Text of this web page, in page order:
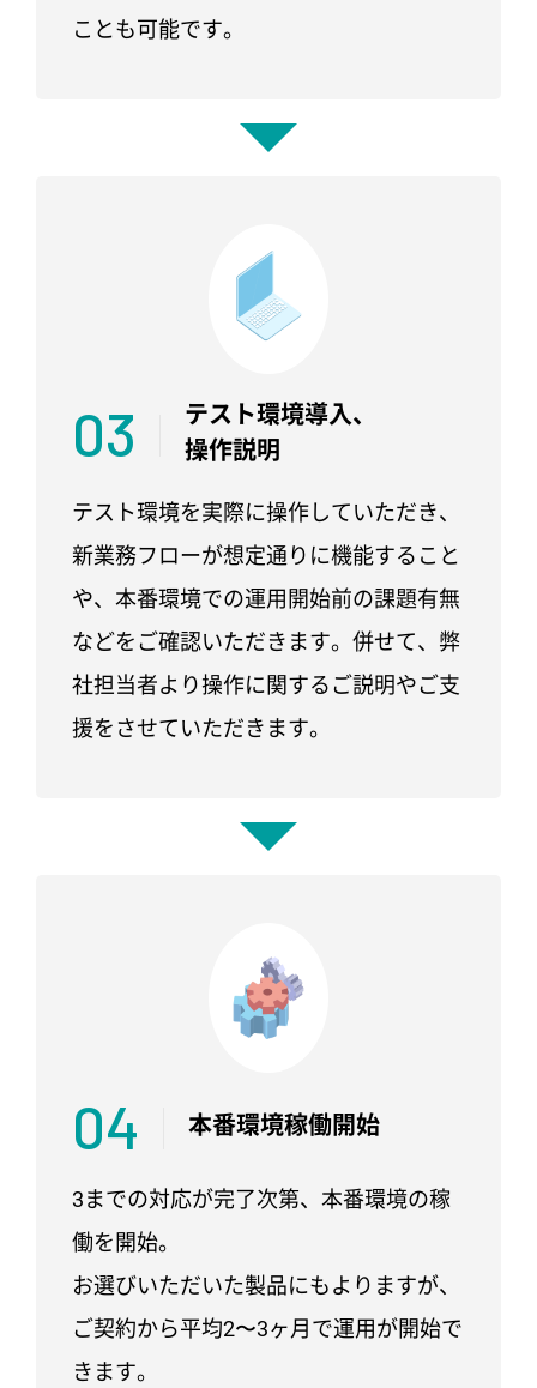
ことも可能です。
03 テスト環境導入、
操作説明
テスト環境を実際に操作していただき、
新業務フローが想定通りに機能すること
や、本番環境での運用開始前の課題有無
などをご確認いただきます。併せて、弊
社担当者より操作に関するご説明やご支
援をさせていただきます。
04 本番環境稼働開始
3までの対応が完了次第、本番環境の稼
働を開始。
お選びいただいた製品にもよりますが、
ご契約から平均2〜3ヶ月で運用が開始で
きます。